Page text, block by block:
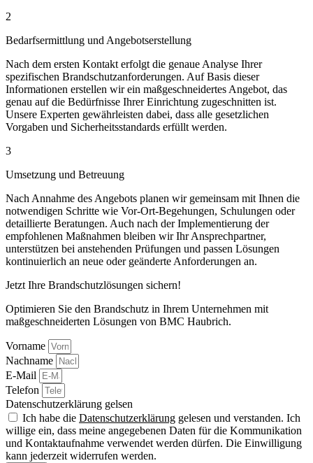
2
Bedarfsermittlung und Angebotserstellung
Nach dem ersten Kontakt erfolgt die genaue Analyse Ihrer
spezifischen Brandschutzanforderungen. Auf Basis dieser
Informationen erstellen wir ein maßgeschneidertes Angebot, das
genau auf die Bedürfnisse Ihrer Einrichtung zugeschnitten ist.
Unsere Experten gewährleisten dabei, dass alle gesetzlichen
Vorgaben und Sicherheitsstandards erfüllt werden.
3
Umsetzung und Betreuung
Nach Annahme des Angebots planen wir gemeinsam mit Ihnen die
notwendigen Schritte wie Vor-Ort-Begehungen, Schulungen oder
detaillierte Beratungen. Auch nach der Implementierung der
empfohlenen Maßnahmen bleiben wir Ihr Ansprechpartner,
unterstützen bei anstehenden Prüfungen und passen Lösungen
kontinuierlich an neue oder geänderte Anforderungen an.
Jetzt Ihre Brandschutzlösungen sichern!
Optimieren Sie den Brandschutz in Ihrem Unternehmen mit
maßgeschneiderten Lösungen von BMC Haubrich.
Vorname
Nachname
E-Mail
Telefon
Datenschutzerklärung gelsen
Ich habe die Datenschutzerklärung gelesen und verstanden. Ich
willige ein, dass meine angegebenen Daten für die Kommunikation
und Kontaktaufnahme verwendet werden dürfen. Die Einwilligung
kann jederzeit widerrufen werden.